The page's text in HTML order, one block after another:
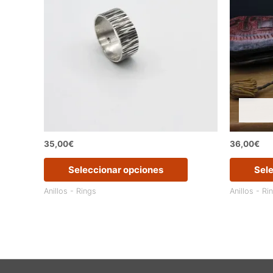
35,00€
Seleccionar opciones
Este
Anillos - Rings
36,00€
Anillos -